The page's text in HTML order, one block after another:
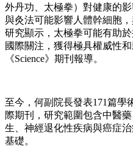
外丹功、太極拳）對健康的
與灸法可能影響人體幹細胞
研究顯示，太極拳可能有助
國際關注，獲得極具權威性
《Science》期刊報導。
至今，何副院長發表171篇學
際期刊，研究範圍包含中醫
生、神經退化性疾病與癌症
基礎。